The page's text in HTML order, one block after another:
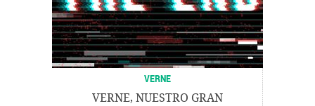
VERNE
VERNE, NUESTRO GRAN